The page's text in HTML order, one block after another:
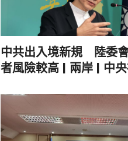
中共出入境新規 陸委
者風險較高 | 兩岸 | 中央